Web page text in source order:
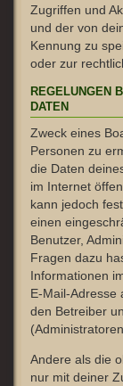
Zugriffen und
und der von
Kennung zu
oder zur
REGELUNGEN
DATEN
Zweck eines
Personen zu
die Daten
im Internet
kann jedoch
einen
Benutzer,
Fragen dazu
Informationen
E-Mail-Adresse
den Betreiber
Andere als die
nur mit deiner